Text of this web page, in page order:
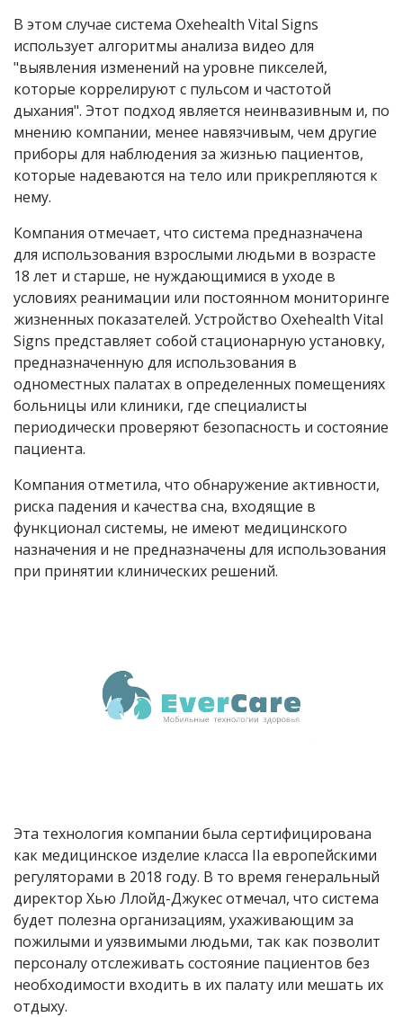
В этом случае система Oxehealth Vital Signs
использует алгоритмы анализа видео для
"выявления изменений на уровне пикселей,
которые коррелируют с пульсом и частотой
дыхания". Этот подход является неинвазивным и, по
мнению компании, менее навязчивым, чем другие
приборы для наблюдения за жизнью пациентов,
которые надеваются на тело или прикрепляются к
нему.
Компания отмечает, что система предназначена
для использования взрослыми людьми в возрасте
18 лет и старше, не нуждающимися в уходе в
условиях реанимации или постоянном мониторинге
жизненных показателей. Устройство Oxehealth Vital
Signs представляет собой стационарную установку,
предназначенную для использования в
одноместных палатах в определенных помещениях
больницы или клиники, где специалисты
периодически проверяют безопасность и состояние
пациента.
Компания отметила, что обнаружение активности,
риска падения и качества сна, входящие в
функционал системы, не имеют медицинского
назначения и не предназначены для использования
при принятии клинических решений.
Эта технология компании была сертифицирована
как медицинское изделие класса IIa европейскими
регуляторами в 2018 году. В то время генеральный
директор Хью Ллойд-Джукес отмечал, что система
будет полезна организациям, ухаживающим за
пожилыми и уязвимыми людьми, так как позволит
персоналу отслеживать состояние пациентов без
необходимости входить в их палату или мешать их
отдыху.